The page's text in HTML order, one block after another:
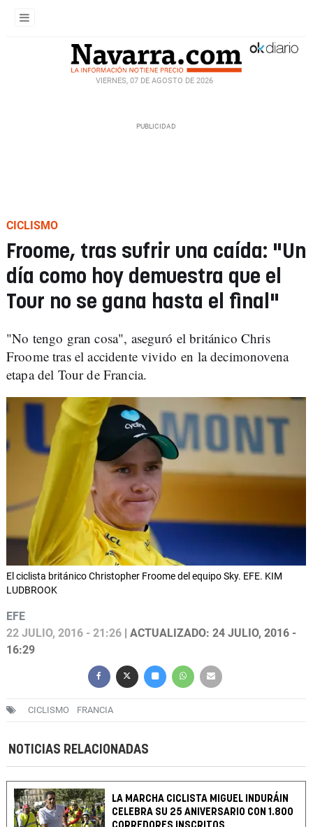
VIERNES, 07 DE AGOSTO DE 2026
CICLISMO
Froome, tras sufrir una caída: "Un
día como hoy demuestra que el
Tour no se gana hasta el final"
"No tengo gran cosa", aseguró el británico Chris
Froome tras el accidente vivido en la decimonovena
etapa del Tour de Francia.
El ciclista británico Christopher Froome del equipo Sky. EFE. KIM
LUDBROOK
EFE
22 JULIO, 2016 - 21:26 | ACTUALIZADO: 24 JULIO, 2016 -
16:29
CICLISMO FRANCIA
NOTICIAS RELACIONADAS
LA MARCHA CICLISTA MIGUEL INDURÁIN
CELEBRA SU 25 ANIVERSARIO CON 1.800